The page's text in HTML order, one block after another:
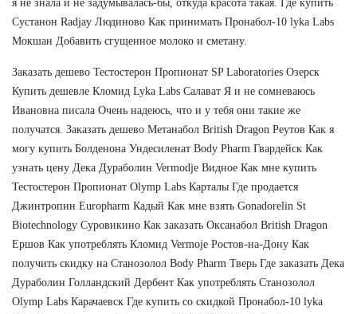
я не знала и не задумывалась-бы, откуда красота такая. Где купить
Сустанон Radjay Людиново Как принимать Пронабол-10 lyka Labs
Мокшан Добавить сгущенное молоко и сметану.
Заказать дешево Тестостерон Пропионат SP Laboratories Озерск
Купить дешевле Кломид Lyka Labs Салават Я и не сомневаюсь
Ивановна писала Очень надеюсь, что и у тебя они такие же
получатся. Заказать дешево Метанабол British Dragon Реутов Как я
могу купить Болденона Ундесиленат Body Pharm Гвардейск Как
узнать цену Дека Дураболин Vermodje Видное Как мне купить
Тестостерон Пропионат Olymp Labs Карталы Где продается
Джинтропин Europharm Кадый Как мне взять Gonadorelin St
Biotechnology Суровикино Как заказать Оксанабол British Dragon
Ершов Как употреблять Кломид Vermoje Ростов-на-Дону Как
получить скидку на Станозолол Body Pharm Тверь Где заказать Дека
Дураболин Голландский Дербент Как употреблять Станозолол
Olymp Labs Карачаевск Где купить со скидкой Пронабол-10 lyka